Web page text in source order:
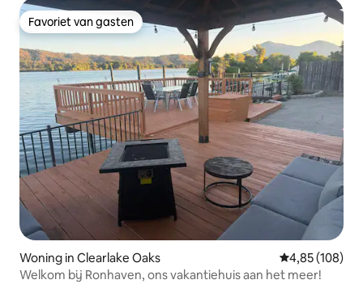
Favoriet van gasten
Favoriet van gasten
Woning in Clearlake Oaks Gemiddelde
4,85 (108)
Welkom bij Ronhaven, ons vakantiehuis aan het meer!